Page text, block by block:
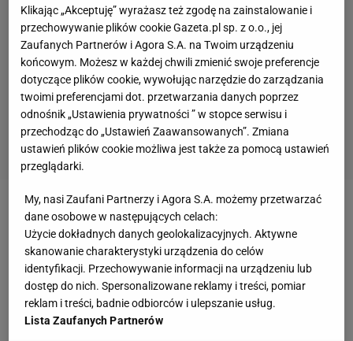
Zobacz wideoSzara eminencja w reprezentacji?
Arcyważne zadanie na start. "Ucho prezesa"
Ruszył proces ws. Krzysztofa J. Do sądu wpłynął
akt oskarżenia. Wychowankowi Sparty Wrocław
Klikając „Akceptuję” wyrażasz też zgodę na zainstalowanie i
przechowywanie plików cookie Gazeta.pl sp. z o.o., jej
Zaufanych Partnerów i Agora S.A. na Twoim urządzeniu
końcowym. Możesz w każdej chwili zmienić swoje preferencje
dotyczące plików cookie, wywołując narzędzie do zarządzania
twoimi preferencjami dot. przetwarzania danych poprzez
odnośnik „Ustawienia prywatności ” w stopce serwisu i
przechodząc do „Ustawień Zaawansowanych”. Zmiana
ustawień plików cookie możliwa jest także za pomocą ustawień
przeglądarki.
My, nasi Zaufani Partnerzy i Agora S.A. możemy przetwarzać
dane osobowe w następujących celach:
Użycie dokładnych danych geolokalizacyjnych. Aktywne
skanowanie charakterystyki urządzenia do celów
identyfikacji. Przechowywanie informacji na urządzeniu lub
dostęp do nich. Spersonalizowane reklamy i treści, pomiar
reklam i treści, badnie odbiorców i ulepszanie usług.
Lista Zaufanych Partnerów